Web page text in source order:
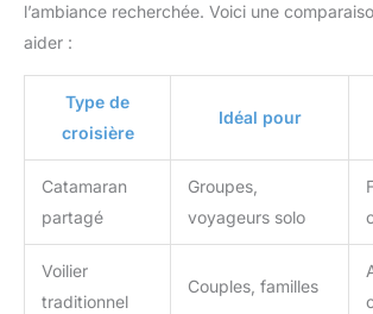
l’ambiance recherchée. Voici une
aider :
Type de
croisière
Idéal pour
Catamaran
partagé
Groupes,
voyageurs solo
Voilier
traditionnel
Couples, familles